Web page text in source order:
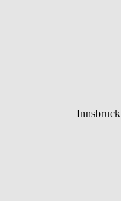
Innsbruck